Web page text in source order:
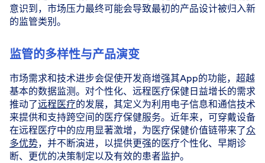
意识到，市场压力最终可能会导致最初的产品设计被归入新
的监管类别。
监管的多样性与产品演变
市场需求和技术进步会促使开发商增强其App的功能，超越
基本的数据监测。对个性化、远程医疗保健日益增长的需求
推动了远程医疗的发展，其定义为利用电子信息和通信技术
来提供和支持跨空间的医疗保健服务。近年来，可穿戴设备
在远程医疗中的应用显著激增，为医疗保健价值链带来了众
多优势，并不断演进，以提供更强的医疗个性化、早期诊
断、更优的决策制定以及有效的患者监护。